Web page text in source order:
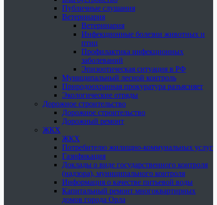
Публичные слушания
Ветеринария
Ветеринария
Инфекционные болезни животных и
птиц
Профилактика инфекционных
заболеваний
Эпизоотическая ситуация в РФ
Муниципальный лесной контроль
Природоохранная прокуратура разъясняет
Экологические отряды
Дорожное строительство
Дорожное строительство
Дорожный ремонт
ЖКХ
ЖКХ
Потребителю жилищно-коммунальных услуг
Газификация
Доклады о виде государственного контроля
(надзора), муниципального контроля
Информация о качестве питьевой воды
Капитальный ремонт многоквартирных
домов города Орла